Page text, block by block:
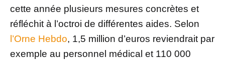
cette année plusieurs mesures concrètes et
réfléchit à l’octroi de différentes aides. Selon
l’Orne Hebdo, 1,5 million d’euros reviendrait par
exemple au personnel médical et 110 000